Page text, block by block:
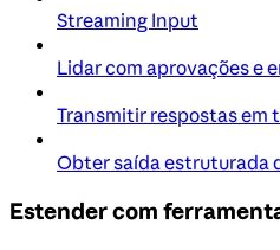
Streaming Input
Lidar com aprovações e
Transmitir respostas em
Obter saída estruturada
Estender com